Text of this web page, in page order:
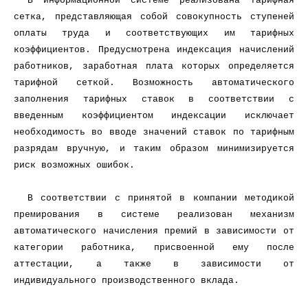
сетка, представляющая собой совокупность ступеней
оплаты труда и соответствующих им тарифных
коэффициентов. Предусмотрена индексация начислений
работников, заработная плата которых определяется
тарифной сеткой. Возможность автоматического
заполнения тарифных ставок в соответствии с
введенным коэффициентом индексации исключает
необходимость во вводе значений ставок по тарифным
разрядам вручную, и таким образом минимизируется
риск возможных ошибок.
В соответствии с принятой в компании методикой
премирования в системе реализован механизм
автоматического начисления премий в зависимости от
категории работника, присвоенной ему после
аттестации, а также в зависимости от
индивидуального производственного вклада.